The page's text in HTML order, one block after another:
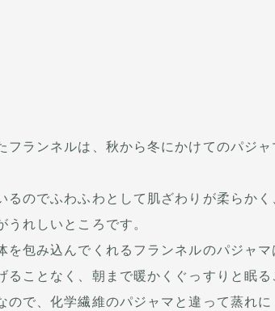
フランネルは、秋から冬にかけてのパジ
るのでふわふわとして肌ざわりが柔らか
うれしいところです。
を包み込んでくれるフランネルのパジャ
ることなく、朝まで暖かくぐっすりと眠る
ので、化学繊維のパジャマと違って蒸れに